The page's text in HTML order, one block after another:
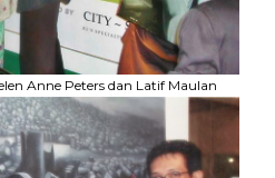
Anne Peters dan Latif Maulan